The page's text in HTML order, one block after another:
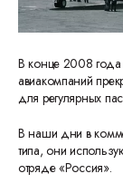
В конце 2008 года
авиакомпаний
для регулярных
В наши дни в
типа, они
отряде «Россия».